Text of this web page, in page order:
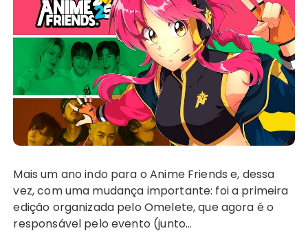
Mais um ano indo para o Anime Friends e, dessa
vez, com uma mudança importante: foi a primeira
edição organizada pelo Omelete, que agora é o
responsável pelo evento (junto…